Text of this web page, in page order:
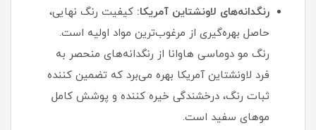
رنگدانه‌های لاونشتاین آمریکا: کیفیت رنگ نهایی،
حاصل بهره‌گیری از مرغوب‌ترین مواد اولیه است.
رنگ مو دوماسی هاوانا از رنگدانه‌های منحصر به
فرد لاونشتاین آمریکا بهره می‌برد که تضمین‌ کننده
ثبات رنگ، درخشندگی خیره‌ کننده و پوشش کامل
موهای سفید است.